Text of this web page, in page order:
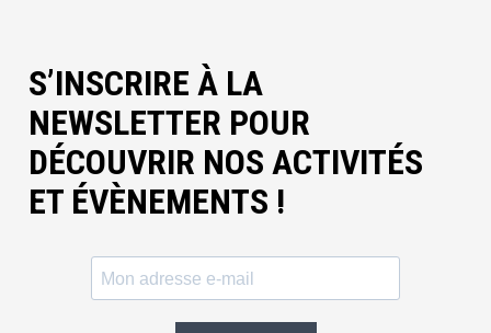
S’INSCRIRE À LA
NEWSLETTER POUR
DÉCOUVRIR NOS ACTIVITÉS
ET ÉVÈNEMENTS !